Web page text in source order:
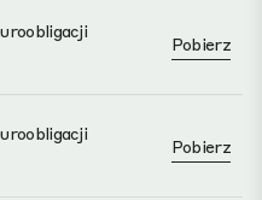
Pobierz
Pobierz